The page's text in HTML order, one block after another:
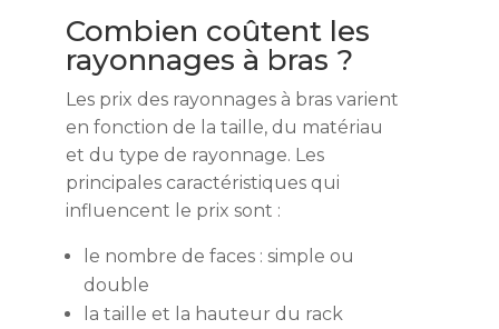
Combien coûtent les
rayonnages à bras ?
Les prix des rayonnages à bras varient
en fonction de la taille, du matériau
et du type de rayonnage. Les
principales caractéristiques qui
influencent le prix sont :
le nombre de faces : simple ou
double
la taille et la hauteur du rack